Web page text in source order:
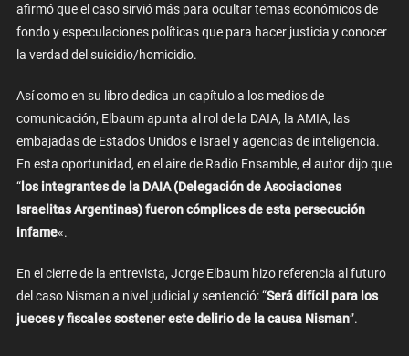
afirmó que el caso sirvió más para ocultar temas económicos de
fondo y especulaciones políticas que para hacer justicia y conocer
la verdad del suicidio/homicidio.
Así como en su libro dedica un capítulo a los medios de
comunicación, Elbaum apunta al rol de la DAIA, la AMIA, las
embajadas de Estados Unidos e Israel y agencias de inteligencia.
En esta oportunidad, en el aire de Radio Ensamble, el autor dijo que
“los integrantes de la DAIA (Delegación de Asociaciones
Israelitas Argentinas) fueron cómplices de esta persecución
infame«.
En el cierre de la entrevista, Jorge Elbaum hizo referencia al futuro
del caso Nisman a nivel judicial y sentenció: “Será difícil para los
jueces y fiscales sostener este delirio de la causa Nisman”.